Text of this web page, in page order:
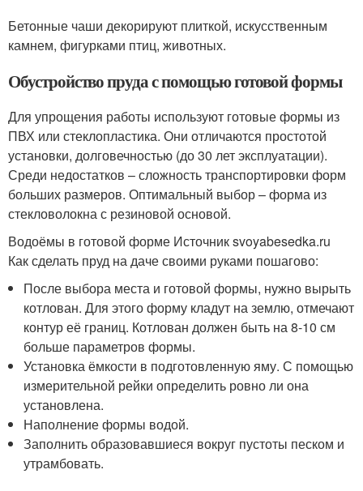
Бетонные чаши декорируют плиткой, искусственным
камнем, фигурками птиц, животных.
Обустройство пруда с помощью готовой формы
Для упрощения работы используют готовые формы из
ПВХ или стеклопластика. Они отличаются простотой
установки, долговечностью (до 30 лет эксплуатации).
Среди недостатков – сложность транспортировки форм
больших размеров. Оптимальный выбор – форма из
стекловолокна с резиновой основой.
Водоёмы в готовой форме Источник svoyabesedka.ru
Как сделать пруд на даче своими руками пошагово:
После выбора места и готовой формы, нужно вырыть
котлован. Для этого форму кладут на землю, отмечают
контур её границ. Котлован должен быть на 8-10 см
больше параметров формы.
Установка ёмкости в подготовленную яму. С помощью
измерительной рейки определить ровно ли она
установлена.
Наполнение формы водой.
Заполнить образовавшиеся вокруг пустоты песком и
утрамбовать.